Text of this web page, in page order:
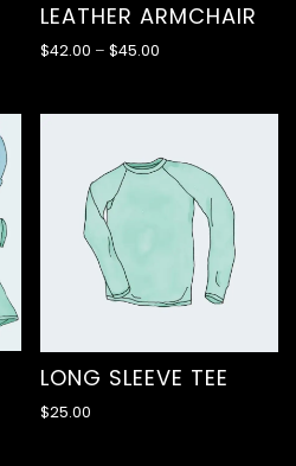
LEATHER ARMCHAIR
$42.00 – $45.00
LONG SLEEVE TEE
$25.00